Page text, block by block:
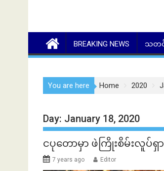
BREAKING NEWS သတ
You are here Home 2020
Day: January 18, 2020
ငပုတောမှာ ဖဲကြိုးစိမ်းလူပ်ရှ
7 years ago Editor